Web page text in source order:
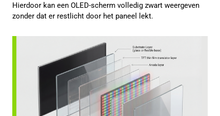
Hierdoor kan een OLED-scherm volledig zwart weergeven
zonder dat er restlicht door het paneel lekt.